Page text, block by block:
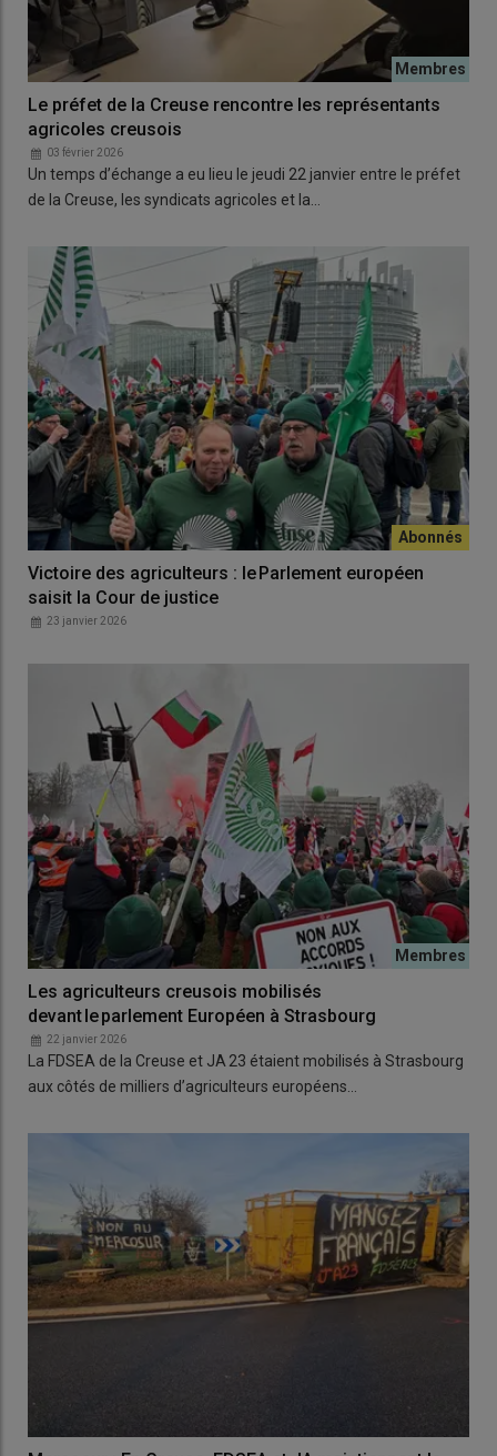
Le préfet de la Creuse rencontre les représentants
agricoles creusois
03 février 2026
Un temps d’échange a eu lieu le jeudi 22 janvier entre le préfet
de la Creuse, les syndicats agricoles et la…
Victoire des agriculteurs : le Parlement européen
saisit la Cour de justice
23 janvier 2026
Les agriculteurs creusois mobilisés
devant le parlement Européen à Strasbourg
22 janvier 2026
La FDSEA de la Creuse et JA 23 étaient mobilisés à Strasbourg
aux côtés de milliers d’agriculteurs européens…